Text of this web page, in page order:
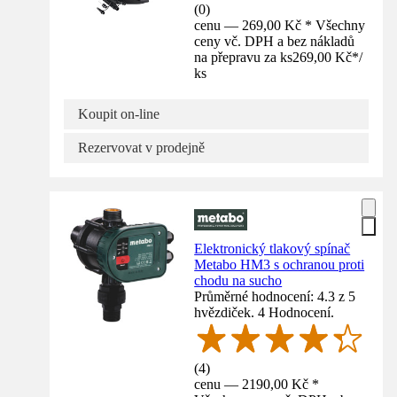
(0)
cenu — 269,00 Kč * Všechny
ceny vč. DPH a bez nákladů
na přepravu za ks269,00 Kč*/
ks
Koupit on-line
Rezervovat v prodejně
Elektronický tlakový spínač
Metabo HM3 s ochranou proti
chodu na sucho
Průměrné hodnocení: 4.3 z 5
hvězdiček. 4 Hodnocení.
(4)
cenu — 2190,00 Kč *